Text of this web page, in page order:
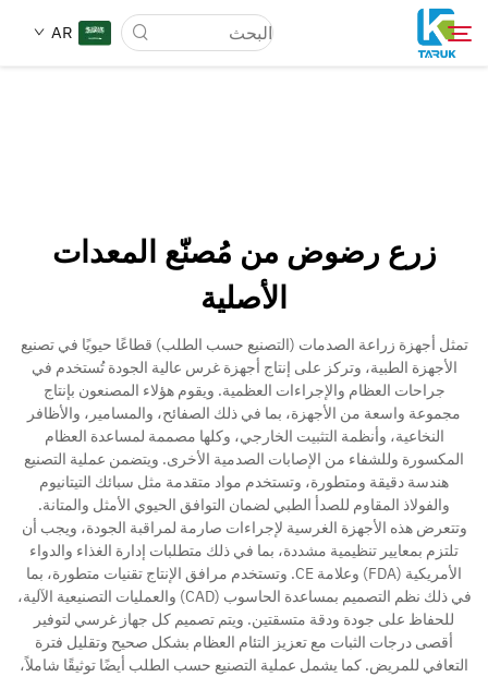
AR
القدرات
أخبار وأحداث
عنّا
مدونة
الاتصال
زرع رضوض من مُصنّع المعدات
الأصلية
تمثل أجهزة زراعة الصدمات (التصنيع حسب الطلب) قطاعًا حيويًا في تصنيع
الأجهزة الطبية، وتركز على إنتاج أجهزة غرس عالية الجودة تُستخدم في
جراحات العظام والإجراءات العظمية. ويقوم هؤلاء المصنعون بإنتاج
مجموعة واسعة من الأجهزة، بما في ذلك الصفائح، والمسامير، والأظافر
النخاعية، وأنظمة التثبيت الخارجي، وكلها مصممة لمساعدة العظام
المكسورة وللشفاء من الإصابات الصدمية الأخرى. ويتضمن عملية التصنيع
هندسة دقيقة ومتطورة، وتستخدم مواد متقدمة مثل سبائك التيتانيوم
والفولاذ المقاوم للصدأ الطبي لضمان التوافق الحيوي الأمثل والمتانة.
وتتعرض هذه الأجهزة الغرسية لإجراءات صارمة لمراقبة الجودة، ويجب أن
تلتزم بمعايير تنظيمية مشددة، بما في ذلك متطلبات إدارة الغذاء والدواء
الأمريكية (FDA) وعلامة CE. وتستخدم مرافق الإنتاج تقنيات متطورة، بما
في ذلك نظم التصميم بمساعدة الحاسوب (CAD) والعمليات التصنيعية الآلية،
للحفاظ على جودة ودقة متسقتين. ويتم تصميم كل جهاز غرسي لتوفير
أقصى درجات الثبات مع تعزيز التئام العظام بشكل صحيح وتقليل فترة
التعافي للمريض. كما يشمل عملية التصنيع حسب الطلب أيضًا توثيقًا شاملاً،